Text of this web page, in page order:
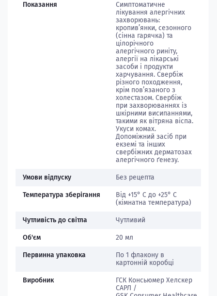
Показання
Симптоматичне
лікування алергічних
захворювань:
кропив’янки, сезонного
(сінна гарячка) та
цілорічного
алергічного риніту,
алергії на лікарські
засоби і продукти
харчування. Свербіж
різного походження,
крім пов’язаного з
холестазом. Свербіж
при захворюваннях із
шкірними висипаннями,
такими як вітряна віспа.
Укуси комах.
Допоміжний засіб при
екземі та інших
свербіжних дерматозах
алергічного ґенезу.
Умови відпуску Без рецепта
Температура зберігання
Від +15° С до +25° С
(кімнатна температура)
Чутливість до світла Чутливий
Об'єм 20 мл
Первинна упаковка
По 1 флакону в
картонній коробці
Виробник
ГСК Консьюмер Хелскер
САРЛ /